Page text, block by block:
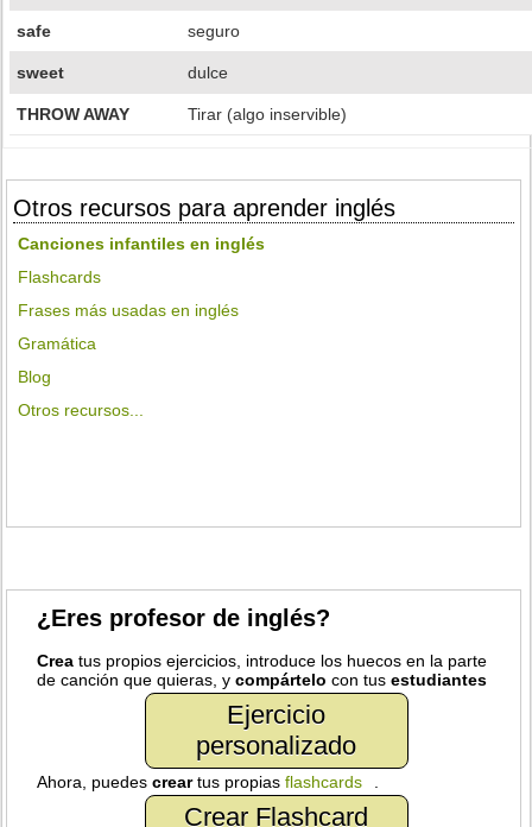
safe seguro
sweet dulce
THROW AWAY Tirar (algo inservible)
Otros recursos para aprender inglés
Canciones infantiles en inglés
Flashcards
Frases más usadas en inglés
Gramática
Blog
Otros recursos...
¿Eres profesor de inglés?
Crea tus propios ejercicios, introduce los huecos en la parte
de canción que quieras, ycompártelo con tusestudiantes
Ejercicio
personalizado
Ahora, puedescreartus propiasflashcards
Crear Flashcard